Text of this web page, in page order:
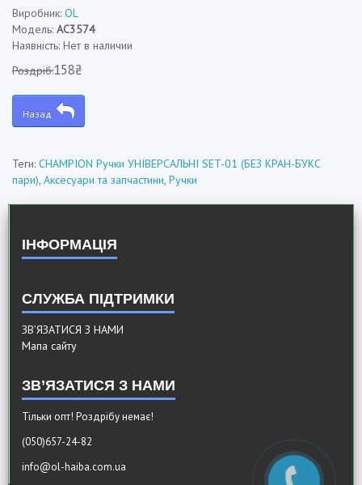
Виробник: OL
Модель: AC3574
Наявність: Нет в наличии
Роздріб:158₴
Назад
Теги: CHAMPION Ручки УНІВЕРСАЛЬНІ SET-01 (БЕЗ КРАН-БУКС
пари), Аксесуари та запчастини, Ручки
ІНФОРМАЦІЯ
СЛУЖБА ПІДТРИМКИ
ЗВ’ЯЗАТИСЯ З НАМИ
Мапа сайту
ЗВ’ЯЗАТИСЯ З НАМИ
Тільки опт! Роздрібу немає!
(050)657-24-82
info@ol-haiba.com.ua